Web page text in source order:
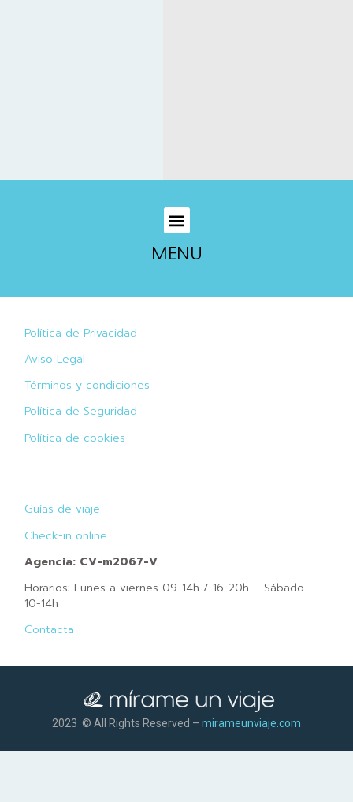
MENU
Política de Privacidad
Aviso Legal
Términos y condiciones
Política de Seguridad
Política de cookies
Guías de viaje
Check-in online
Agencia: CV-m2067-V
Horarios: Lunes a viernes 09-14h / 16-20h – Sábado
10-14h
Contacta
2023 © All Rights Reserved – mirameunviaje.com